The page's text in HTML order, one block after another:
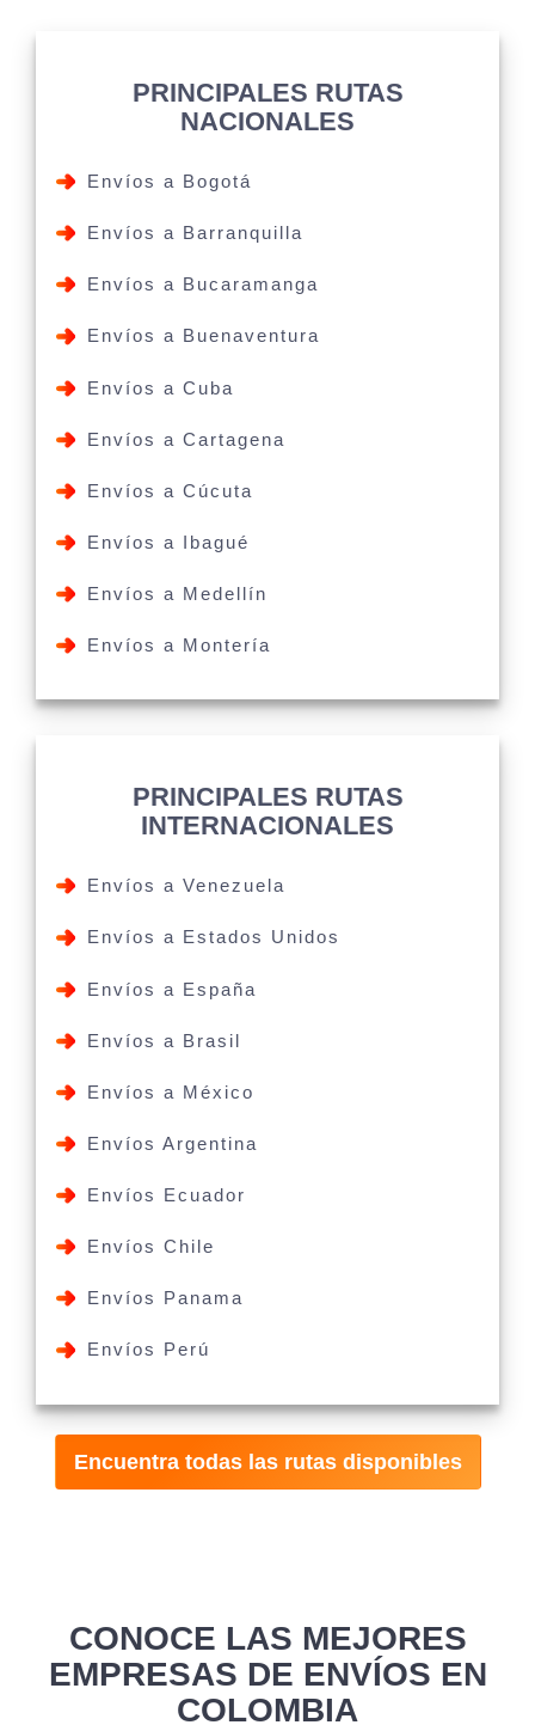
PRINCIPALES RUTAS
NACIONALES
Envíos a Bogotá
Envíos a Barranquilla
Envíos a Bucaramanga
Envíos a Buenaventura
Envíos a Cuba
Envíos a Cartagena
Envíos a Cúcuta
Envíos a Ibagué
Envíos a Medellín
Envíos a Montería
PRINCIPALES RUTAS
INTERNACIONALES
Envíos a Venezuela
Envíos a Estados Unidos
Envíos a España
Envíos a Brasil
Envíos a México
Envíos Argentina
Envíos Ecuador
Envíos Chile
Envíos Panama
Envíos Perú
Encuentra todas las rutas disponibles
CONOCE LAS MEJORES
EMPRESAS DE ENVÍOS EN
COLOMBIA